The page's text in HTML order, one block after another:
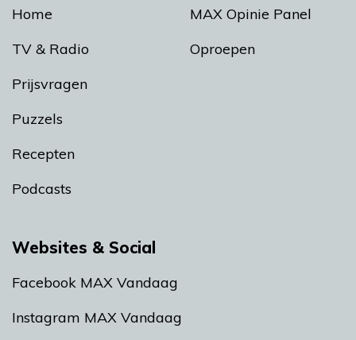
Home
TV & Radio
Prijsvragen
Puzzels
Recepten
Podcasts
MAX Opinie Panel
Oproepen
Websites & Social
Facebook MAX Vandaag
Instagram MAX Vandaag